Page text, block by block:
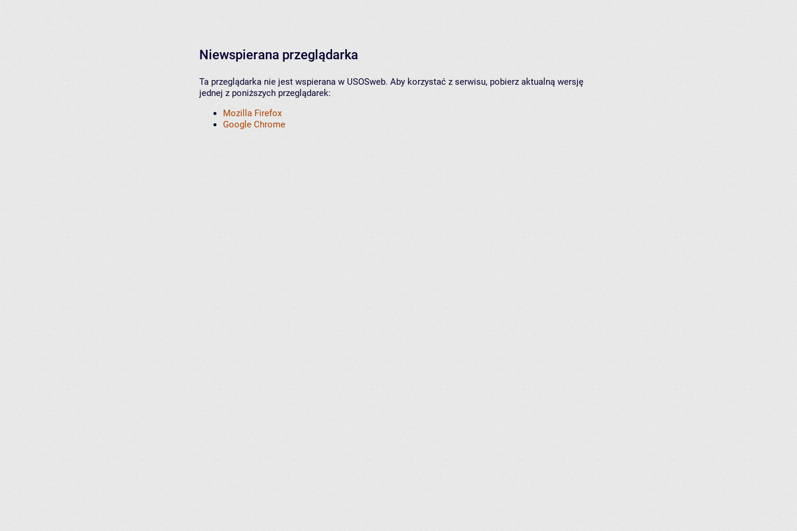
Niewspierana przeglądarka
Ta przeglądarka nie jest wspierana w USOSweb. Aby korzystać z serwisu, pobierz aktualną wersję
jednej z poniższych przeglądarek:
Mozilla Firefox
Google Chrome